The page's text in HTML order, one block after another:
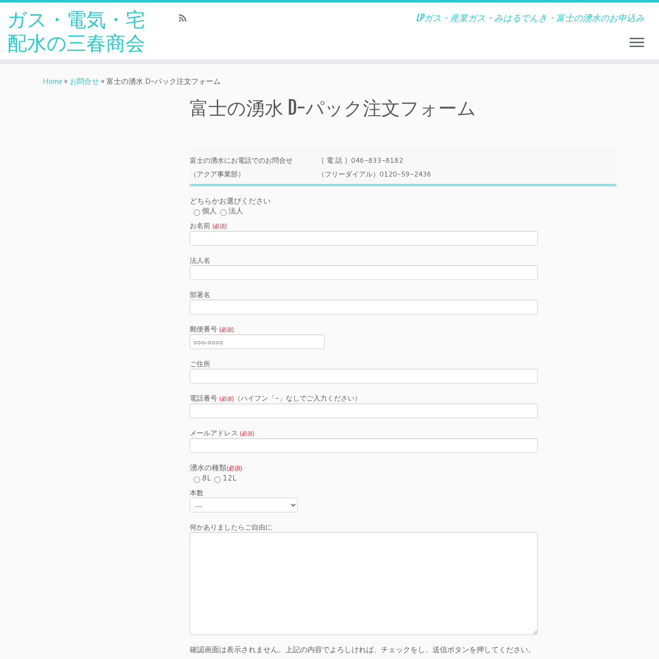
ガス・電気・宅
配水の三春商会
LPガス・産業ガス・みはるでんき・富士の湧水のお申込み
Home » お問合せ» 富士の湧水 D-パック注文フォーム
富士の湧水 D-パック注文フォーム
富士の湧水にお電話でのお問合せ
（アクア事業部）
［ 電 話 ］046-833-8182
（フリーダイアル）0120-59-2436
どちらかお選びください
個人
法人
お名前 (必須)
法人名
部署名
郵便番号 (必須)
ご住所
電話番号 (必須) （ハイフン「-」なしでご入力ください）
メールアドレス (必須)
湧水の種類(必須)
8L 12L
本数
何かありましたらご自由に
確認画面は表示されません。上記の内容でよろしければ、チェックをし、送信ボタンを押してください。